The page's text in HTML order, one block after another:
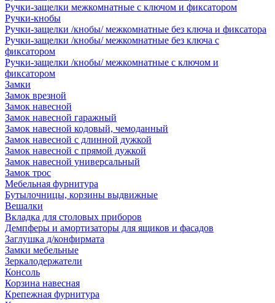
Ручки-защелки межкомнатные с ключом и фиксатором
Ручки-кнобы
Ручки-защелки /кнобы/ межкомнатные без ключа и фиксатора
Ручки-защелки /кнобы/ межкомнатные без ключа с
фиксатором
Ручки-защелки /кнобы/ межкомнатные с ключом и
фиксатором
Замки
Замок врезной
Замок навесной
Замок навесной гаражный
Замок навесной кодовый, чемоданный
Замок навесной с длинной дужкой
Замок навесной с прямой дужкой
Замок навесной универсальный
Замок трос
Мебельная фурнитура
Бутылочницы, корзины выдвижные
Вешалки
Вкладка для столовых приборов
Демпферы и амортизаторы для ящиков и фасадов
Заглушка д/конфирмата
Замки мебельные
Зеркалодержатели
Консоль
Корзина навесная
Крепежная фурнитура